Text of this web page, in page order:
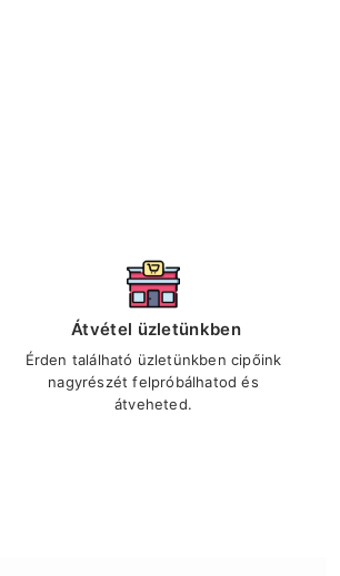
Átvétel üzletünkben
Érden található üzletünkben cipőink
nagyrészét felpróbálhatod és
átveheted.